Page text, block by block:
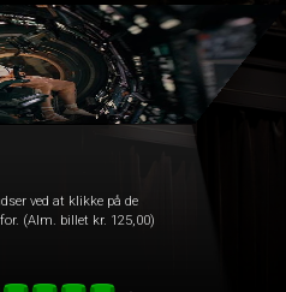
ved at klikke på de
(Alm. billet kr. 125,00)